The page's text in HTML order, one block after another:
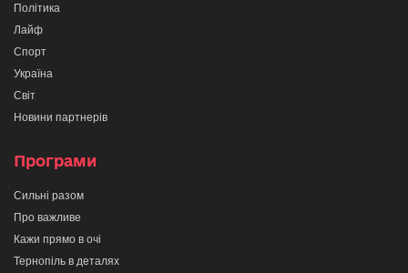
Політика
Лайф
Спорт
Україна
Світ
Новини партнерів
Програми
Сильні разом
Про важливе
Кажи прямо в очі
Тернопіль в деталях